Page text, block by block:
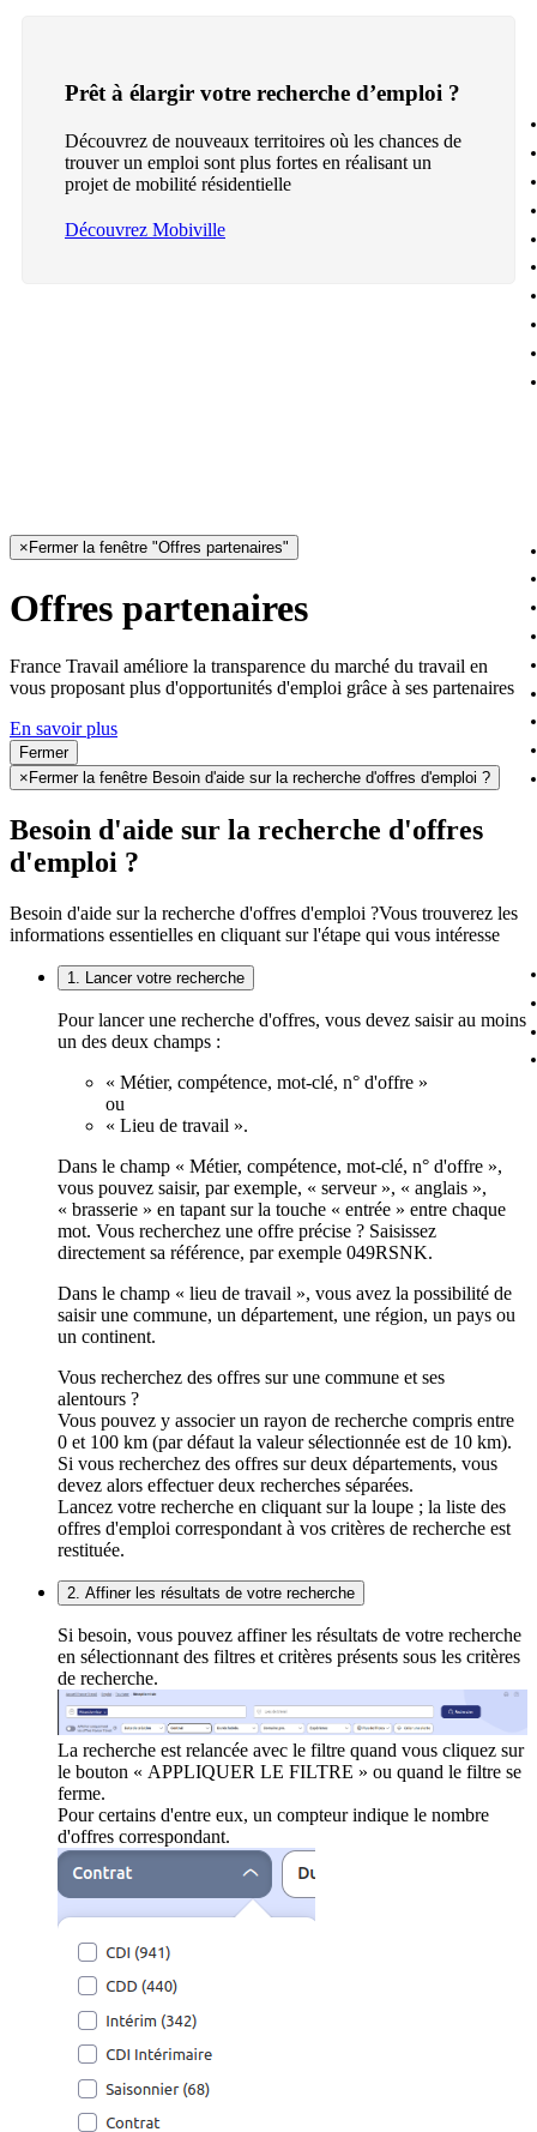
Prêt à élargir votre recherche d’emploi ?
Découvrez de nouveaux territoires où les chances de
trouver un emploi sont plus fortes en réalisant un
projet de mobilité résidentielle
Découvrez Mobiville
× Fermer la fenêtre "Offres partenaires"
Offres partenaires
France Travail améliore la transparence du marché du travail en
vous proposant plus d'opportunités d'emploi grâce à ses partenaires
En savoir plus
Fermer
× Fermer la fenêtre Besoin d'aide sur la recherche d'offres d'emploi ?
Besoin d'aide sur la recherche d'offres
d'emploi ?
Besoin d'aide sur la recherche d'offres d'emploi ?Vous trouverez les
informations essentielles en cliquant sur l'étape qui vous intéresse
1. Lancer votre recherche
Pour lancer une recherche d'offres, vous devez saisir au moins
un des deux champs :
« Métier, compétence, mot-clé, n° d'offre »
ou
« Lieu de travail ».
Dans le champ « Métier, compétence, mot-clé, n° d'offre »,
vous pouvez saisir, par exemple, « serveur », « anglais »,
« brasserie » en tapant sur la touche « entrée » entre chaque
mot. Vous recherchez une offre précise ? Saisissez
directement sa référence, par exemple 049RSNK.
Dans le champ « lieu de travail », vous avez la possibilité de
saisir une commune, un département, une région, un pays ou
un continent.
Vous recherchez des offres sur une commune et ses
alentours ?
Vous pouvez y associer un rayon de recherche compris entre
0 et 100 km (par défaut la valeur sélectionnée est de 10 km).
Si vous recherchez des offres sur deux départements, vous
devez alors effectuer deux recherches séparées.
Lancez votre recherche en cliquant sur la loupe ; la liste des
offres d'emploi correspondant à vos critères de recherche est
restituée.
2. Affiner les résultats de votre recherche
Si besoin, vous pouvez affiner les résultats de votre recherche
en sélectionnant des filtres et critères présents sous les critères
de recherche.
La recherche est relancée avec le filtre quand vous cliquez sur
le bouton « APPLIQUER LE FILTRE » ou quand le filtre se
ferme.
Pour certains d'entre eux, un compteur indique le nombre
d'offres correspondant.